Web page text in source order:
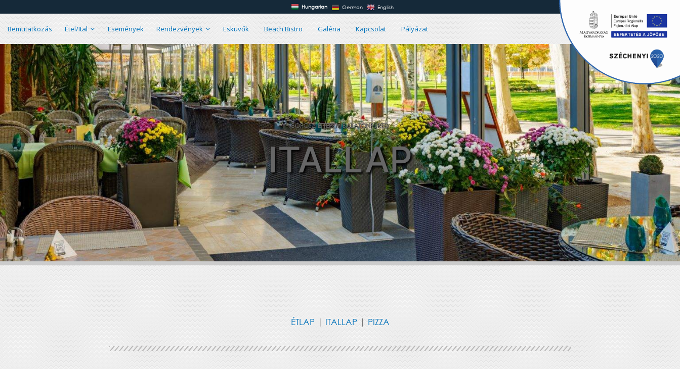
Hungarian German English
Bemutatkozás Étel/Ital Események Rendezvények Esküvők Beach Bistro Galéria Kapcsolat Pályázat
BORCSA ÉTTEREM BALATONFÜRED
ITALLAP
ÉTLAP|ITALLAP|PIZZA